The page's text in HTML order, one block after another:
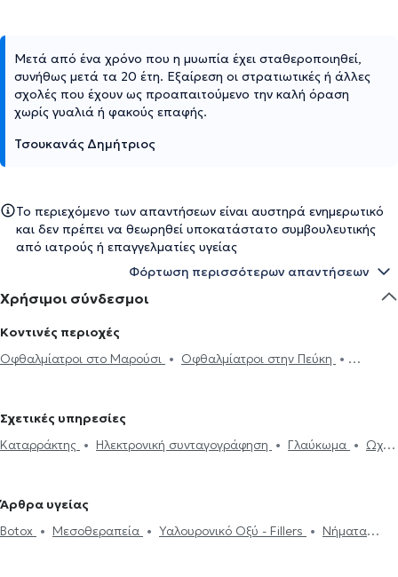
Μετά από ένα χρόνο που η μυωπία έχει σταθεροποιηθεί,
συνήθως μετά τα 20 έτη. Εξαίρεση οι στρατιωτικές ή άλλες
σχολές που έχουν ως προαπαιτούμενο την καλή όραση
χωρίς γυαλιά ή φακούς επαφής.
Τσουκανάς Δημήτριος
Το περιεχόμενο των απαντήσεων είναι αυστηρά ενημερωτικό
και δεν πρέπει να θεωρηθεί υποκατάστατο συμβουλευτικής
από ιατρούς ή επαγγελματίες υγείας
Φόρτωση περισσότερων απαντήσεων
Χρήσιμοι σύνδεσμοι
Κοντινές περιοχές
Οφθαλμίατροι στο Μαρούσι
Οφθαλμίατροι στην Πεύκη
Οφθαλμίατροι στη Νέα Πεντέλη
Οφθαλμίατροι στο Νέο Ηράκλειο
Οφθαλμίατροι στην Κατερίνη
Οφθαλμίατροι στο Νέο Ψυχικό
Οφθαλμίατροι στο Γαλάτσι
Σχετικές υπηρεσίες
Καταρράκτης
Ηλεκτρονική συνταγογράφηση Γλαύκωμα
Ωχρά
Χαλάζιο
Κερατόκωνος
υγείας για εργασία
Botox Μεσοθεραπεία
Υαλουρονικό Οξύ -
Άρθρα υγείας
Botox
Μεσοθεραπεία Υαλουρονικό Οξύ - Fillers
Νήματα